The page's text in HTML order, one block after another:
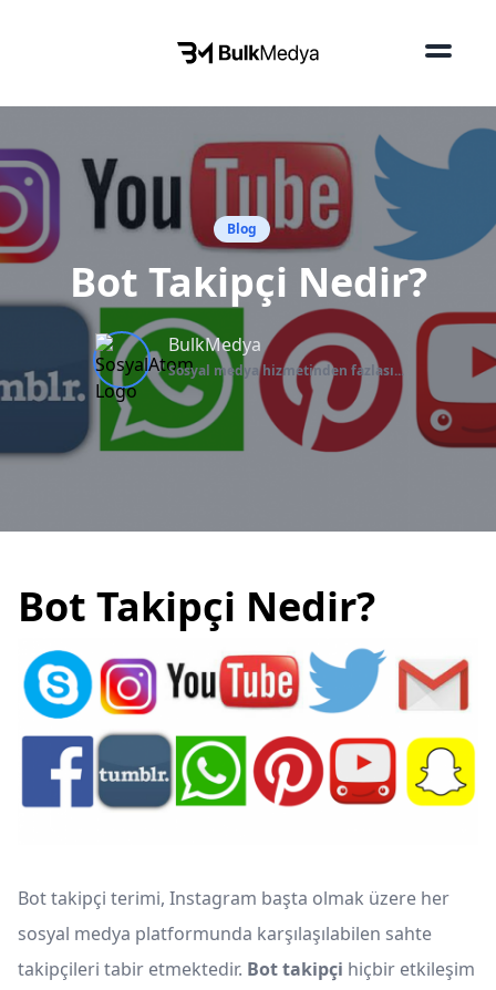
Blog
Bot Takipçi Nedir?
BulkMedya
Sosyal medya hizmetinden fazlası...
Bot Takipçi Nedir?
Bot takipçi terimi, Instagram başta olmak üzere her
sosyal medya platformunda karşılaşılabilen sahte
takipçileri tabir etmektedir. Bot takipçi hiçbir etkileşim